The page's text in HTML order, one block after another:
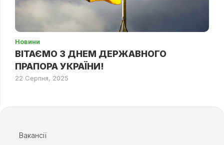
Новини
ВІТАЄМО З ДНЕМ ДЕРЖАВНОГО
ПРАПОРА УКРАЇНИ!
22 Серпня, 2025
Вакансії